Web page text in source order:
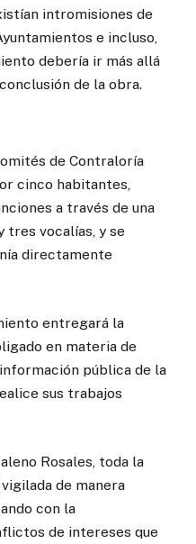
intromisiones de
e incluso,
debería ir más allá
de la obra.
de Contraloría
cinco habitantes,
a través de una
tres vocalías, y se
directamente
entregará la
en materia de
pública de la
sus trabajos
Rosales, toda la
de manera
con la
de intereses que